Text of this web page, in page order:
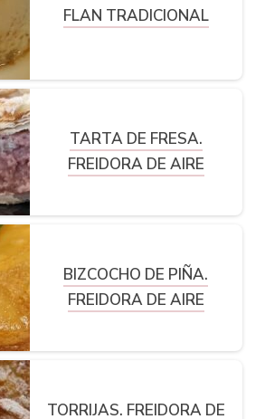
FLAN TRADICIONAL
TARTA DE FRESA.
FREIDORA DE AIRE
BIZCOCHO DE PIÑA.
FREIDORA DE AIRE
TORRIJAS. FREIDORA DE